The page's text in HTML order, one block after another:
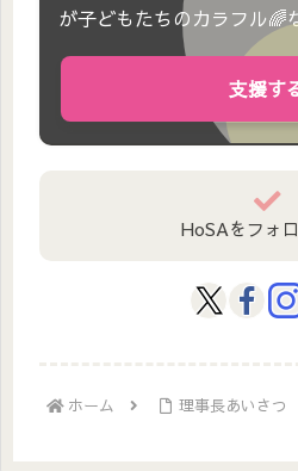
が子どもたちのカラフル🌈
支援す
HoSAをフォ
ホーム 理事長あいさつ